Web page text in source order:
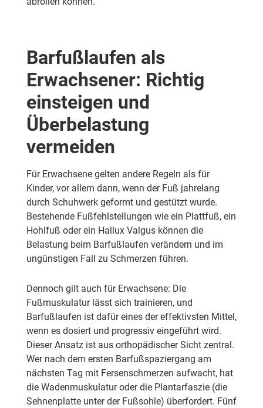
Barfußlaufen als
Erwachsener: Richtig
einsteigen und
Überbelastung
vermeiden
Für Erwachsene gelten andere Regeln als für
Kinder, vor allem dann, wenn der Fuß jahrelang
durch Schuhwerk geformt und gestützt wurde.
Bestehende Fußfehlstellungen wie ein Plattfuß, ein
Hohlfuß oder ein Hallux Valgus können die
Belastung beim Barfußlaufen verändern und im
ungünstigen Fall zu Schmerzen führen.
Dennoch gilt auch für Erwachsene: Die
Fußmuskulatur lässt sich trainieren, und
Barfußlaufen ist dafür eines der effektivsten Mittel,
wenn es dosiertund progressiveingeführt wird.
Dieser Ansatz ist aus orthopädischer Sicht zentral.
Wer nach dem ersten Barfußspaziergang am
nächsten Tag mit Fersenschmerzen aufwacht, hat
die Wadenmuskulatur oder die Plantarfaszie (die
Sehnenplatte unter der Fußsohle) überfordert. Fünf